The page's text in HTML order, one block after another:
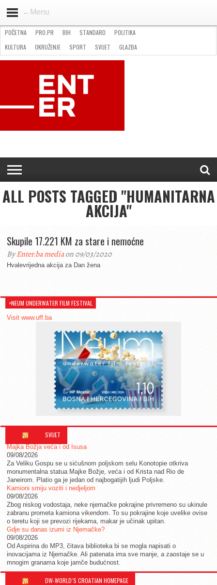
←Menu
STANDARD
GOSPODARSTVO
OKRUŽENJE
POČETNA PRO.PR BIH STANDARD
POLITIKA
KULTURA
OKRUŽENJE SPORT SVIJET
GLAZBA
NATJEČAJI
FILMING LOCATION IN BH KONTAKT
ALL POSTS TAGGED "HUMANITARNA
AKCIJA"
Skupile 17.221 KM za stare i nemoćne
ByEnter.ba mediaon 09/03/2020
Hvalevrijedna akcija za Dan žena
>NEUM UNDERWATER FILM FESTIVAL
Visit www.uff.ba
SVIJET
Majka Božja veća i od Isusa
09/08/2026
Za Veliku Gospu se u sićušnom poljskom selu Konotopie otkriva
monumentalna statua Majke Božje, veća i od Krista nad Rio de
Janeirom. Platio ga je jedan od najbogatijih ljudi Poljske.
Kamioni smiju voziti i nedjeljom
09/08/2026
Zbog niskog vodostaja, neke njemačke pokrajine privremeno su ukinule
zabranu prometa kamiona vikendom. To su pokrajine koje uvelike ovise
o teretu koji se prevozi rijekama, makar je učinak upitan.
Gdje su danas izumi iz Njemačke?
09/08/2026
Od Aspirina do MP3, čitava biblioteka bi se mogla napisati o
inovacijama iz Njemačke. Ali patenata ima sve manje, a zaostaje se u
mnogim granama koje jamče budućnost.
DW-WORLD´S CROATIAN HOMEPAGE